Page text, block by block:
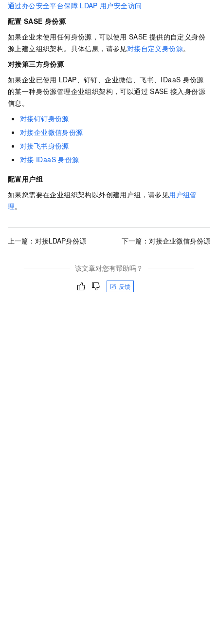
通过办公安全平台保障 LDAP 用户安全访问
配置 SASE 身份源
如果企业未使用任何身份源，可以使用 SASE 提供的自定义身份
源上建立组织架构。具体信息，请参见对接自定义身份源。
对接第三方身份源
如果企业已使用 LDAP、钉钉、企业微信、飞书、IDaaS 身份源
的某一种身份源管理企业组织架构，可以通过 SASE 接入身份源
信息。
对接钉钉身份源
对接企业微信身份源
对接飞书身份源
对接 IDaaS 身份源
配置用户组
如果您需要在企业组织架构以外创建用户组，请参见用户组管
理。
上一篇： 对接LDAP身份源 下一篇： 对接企业微信身份源
该文章对您有帮助吗？
反馈